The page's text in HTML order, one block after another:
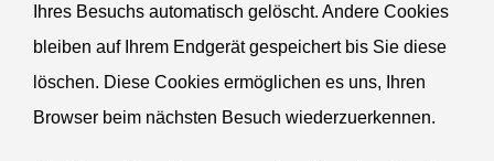
Ihres Besuchs automa­tisch gelöscht. Andere Cookies
bleiben auf Ihrem Endgerät gespei­chert bis Sie diese
löschen. Diese Cookies ermög­lichen es uns, Ihren
Browser beim nächsten Besuch wiederzuerkennen.